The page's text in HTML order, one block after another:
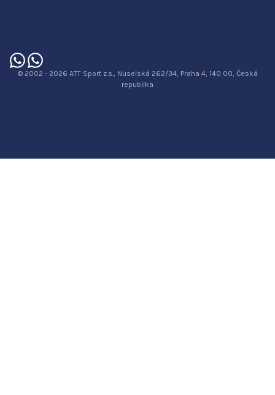
© 2002 - 2026 ATT Sport z.s., Nuselská 262/34, Praha 4, 140 00, Česká
republika